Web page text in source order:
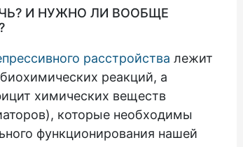
И НУЖНО ЛИ ВООБЩЕ
расстройства лежит
реакций, а
химических веществ
которые необходимы
функционирования нашей